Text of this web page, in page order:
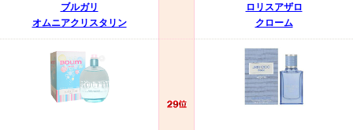
ブルガリ
オムニアクリスタリン
ロリスアザロ
クローム